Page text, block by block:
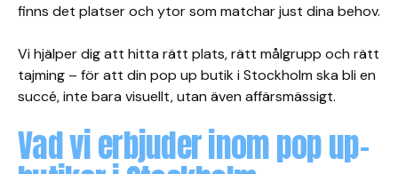
finns det platser och ytor som matchar just dina behov.
Vi hjälper dig att hitta rätt plats, rätt målgrupp och rätt
tajming – för att din pop up butik i Stockholm ska bli en
succé, inte bara visuellt, utan även affärsmässigt.
Vad vi erbjuder inom pop up-